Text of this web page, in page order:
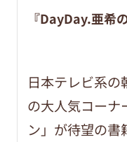
『DayDay.亜希
日本テレビ系の
の大人気コーナ
ン」が待望の